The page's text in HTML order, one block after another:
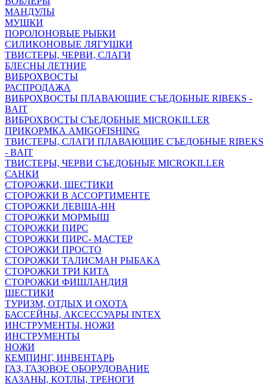
МАНДУЛЫ
МУШКИ
ПОРОЛОНОВЫЕ РЫБКИ
СИЛИКОНОВЫЕ ЛЯГУШКИ
ТВИСТЕРЫ, ЧЕРВИ, СЛАГИ
БЛЕСНЫ ЛЕТНИЕ
ВИБРОХВОСТЫ
РАСПРОДАЖА
ВИБРОХВОСТЫ ПЛАВАЮЩИЕ СЪЕДОБНЫЕ RIBEKS -
BAIT
ВИБРОХВОСТЫ СЪЕДОБНЫЕ MICROKILLER
ПРИКОРМКА AMIGOFISHING
ТВИСТЕРЫ, СЛАГИ ПЛАВАЮЩИЕ СЪЕДОБНЫЕ RIBEKS
- BAIT
ТВИСТЕРЫ, ЧЕРВИ СЪЕДОБНЫЕ MICROKILLER
САНКИ
СТОРОЖКИ, ШЕСТИКИ
СТОРОЖКИ В АССОРТИМЕНТЕ
СТОРОЖКИ ЛЕВША-НН
СТОРОЖКИ МОРМЫШ
СТОРОЖКИ ПИРС
СТОРОЖКИ ПИРС- МАСТЕР
СТОРОЖКИ ПРОСТО
СТОРОЖКИ ТАЛИСМАН РЫБАКА
СТОРОЖКИ ТРИ КИТА
СТОРОЖКИ ФИШЛАНДИЯ
ШЕСТИКИ
ТУРИЗМ, ОТДЫХ И ОХОТА
БАССЕЙНЫ, АКСЕССУАРЫ INTEX
ИНСТРУМЕНТЫ, НОЖИ
ИНСТРУМЕНТЫ
НОЖИ
КЕМПИНГ, ИНВЕНТАРЬ
ГАЗ, ГАЗОВОЕ ОБОРУДОВАНИЕ
КАЗАНЫ, КОТЛЫ, ТРЕНОГИ